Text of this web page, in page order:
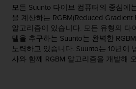
모든 Suunto 다이브 컴퓨터의 중심에
을 계산하는 RGBM(Reduced
알고리즘이 있습니다. 모든 유형의 다
델을 추구하는 Suunto는 완벽한
노력하고 있습니다. Suunto는 10년이
사와 함께 RGBM 알고리즘을 개발해